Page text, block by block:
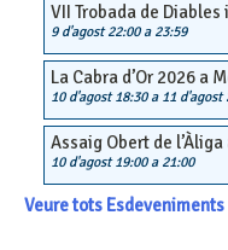
VII Trobada de Diables
9 d'agost 22:00a 23:59
La Cabra d’Or 2026 a
10 d'agost 18:30a 11 d'agost
Assaig Obert de
10 d'agost 19:00a 21:00
Veure tots Esdeveniments